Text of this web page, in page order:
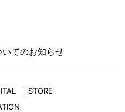
てのお知らせ
STORE